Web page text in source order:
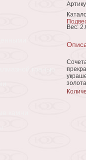
Вес: